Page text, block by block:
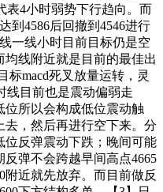
表4小时弱势下行趋向。而
到4586后回撤到4546进行
一线小时目前目标仍是空
线附近就是目前的最佳出
macd死叉放量运转，灵
线目前也是震动偏弱走
所以会构成低位震动触
去，然后再进行空下来。分
反弹震动下跌；晚间可能
弹不会跨越早间高点4665
近就先放弃。而目前做反